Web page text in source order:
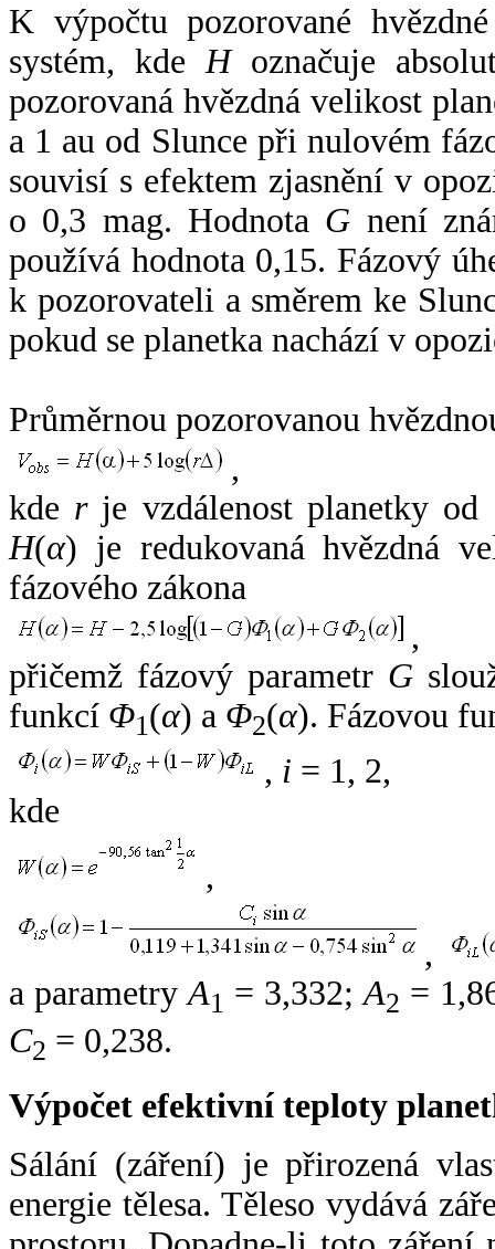
K výpočtu pozorované
systém, kde Hoznačuje
pozorovaná hvězdná velikost
a 1 au od Slunce při nulovém
souvisí s efektem zjasnění v
o 0,3 mag. Hodnota G není
používá hodnota 0,15. Fázový
k pozorovateli a směrem ke
pokud se planetka nachází v
Průměrnou pozorovanou
,
kde rje vzdálenost planetky od
H(α) je redukovaná hvězdná
fázového zákona
,
přičemž fázový parametr G
funkcí Φ1(α) a Φ2(α). Fázovou
, i = 1, 2,
kde
,
,
a parametryA1 = 3,332;A2 =
C2 = 0,238.
Výpočet efektivní teploty
Sálání (záření) je přirozená
energie tělesa. Těleso vydává